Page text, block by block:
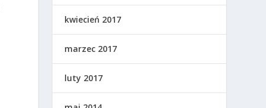
kwiecień 2017
marzec 2017
luty 2017